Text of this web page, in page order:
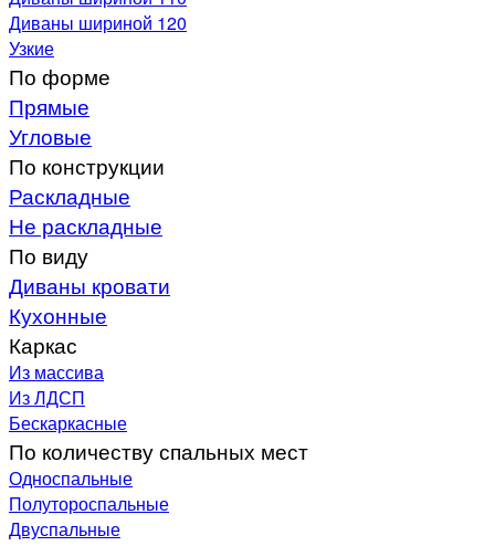
Диваны шириной 120
Узкие
По форме
Прямые
Угловые
По конструкции
Раскладные
Не раскладные
По виду
Диваны кровати
Кухонные
Каркас
Из массива
Из ЛДСП
Бескаркасные
По количеству спальных мест
Односпальные
Полутороспальные
Двуспальные